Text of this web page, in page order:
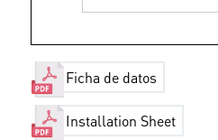
Ficha de datos
Installation Sheet